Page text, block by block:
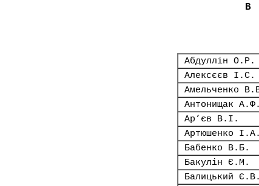
Абдуллін О.Р.
Алексєєв І.С.
Амельченко
Антонищак А.Ф.
Ар’єв В.І.
Артюшенко І.А.
Бабенко В.Б.
Бакулін Є.М.
Балицький Є.В.